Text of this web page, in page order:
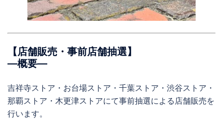
【店舗販売・事前店舗抽選】
―概要―
吉祥寺ストア・お台場ストア・千葉ストア・渋谷ストア・
那覇ストア・木更津ストアにて事前抽選による店舗販売を
行います。